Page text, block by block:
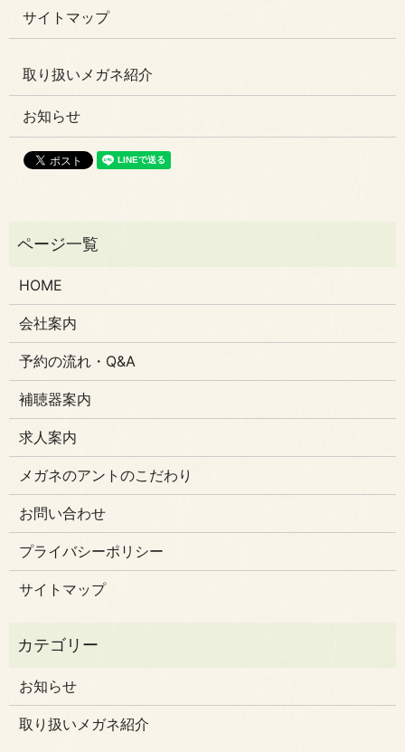
サイトマップ
取り扱いメガネ紹介
お知らせ
HOME
会社案内
予約の流れ・Q&A
補聴器案内
求人案内
メガネのアントのこだわり
お問い合わせ
プライバシーポリシー
サイトマップ
お知らせ
取り扱いメガネ紹介